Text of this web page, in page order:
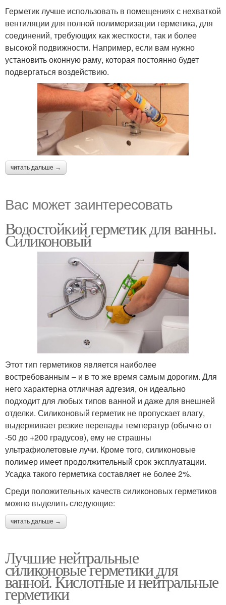
Герметик лучше использовать в помещениях с нехваткой
вентиляции для полной полимеризации герметика, для
соединений, требующих как жесткости, так и более
высокой подвижности. Например, если вам нужно
установить оконную раму, которая постоянно будет
подвергаться воздействию.
читать дальше →
Вас может заинтересовать
Водостойкий герметик для ванны.
Силиконовый
Этот тип герметиков является наиболее
востребованным – и в то же время самым дорогим. Для
него характерна отличная адгезия, он идеально
подходит для любых типов ванной и даже для внешней
отделки. Силиконовый герметик не пропускает влагу,
выдерживает резкие перепады температур (обычно от
-50 до +200 градусов), ему не страшны
ультрафиолетовые лучи. Кроме того, силиконовые
полимер имеет продолжительный срок эксплуатации.
Усадка такого герметика составляет не более 2%.
Среди положительных качеств силиконовых герметиков
можно выделить следующие:
читать дальше →
Лучшие нейтральные
силиконовые герметики для
ванной. Кислотные и нейтральные
герметики